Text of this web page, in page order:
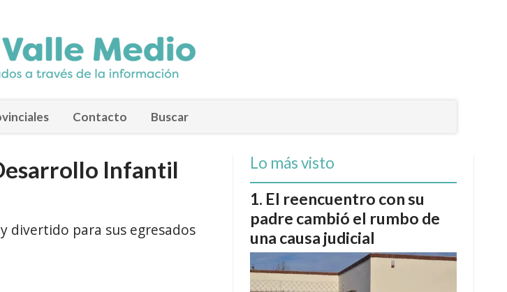
Contacto Buscar
Infantil
divertido para sus egresados
Lo más visto
El reencuentro con su
padre cambió el rumbo de
una causa judicial